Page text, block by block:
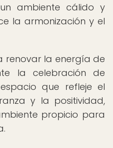
ambiente cálido y
la armonización y el
renovar la energía de
la celebración de
que refleje el
y la positividad,
propicio para